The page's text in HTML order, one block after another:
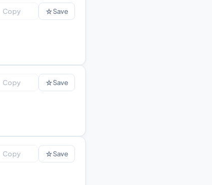
Copy ☆Save
Copy ☆Save
Copy ☆Save